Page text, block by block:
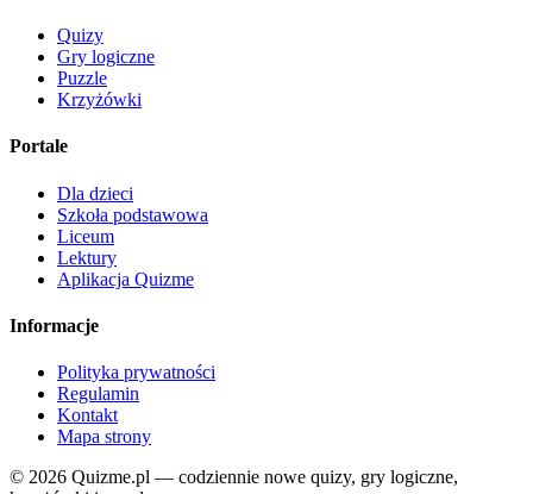
Quizy
Gry logiczne
Puzzle
Krzyżówki
Portale
Dla dzieci
Szkoła podstawowa
Liceum
Lektury
Aplikacja Quizme
Informacje
Polityka prywatności
Regulamin
Kontakt
Mapa strony
© 2026 Quizme.pl — codziennie nowe quizy, gry logiczne,